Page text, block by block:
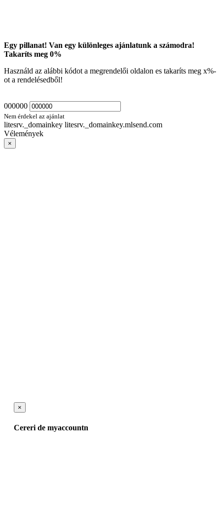
Egy pillanat! Van egy különleges ajánlatunk a számodra!
Takaríts meg 0%
Használd az alábbi kódot a megrendelői oldalon es takaríts meg x%-
ot a rendelésedből!
000000
Nem érdekel az ajánlat
litesrv._domainkey litesrv._domainkey.mlsend.com
Vélemények
×
×
Cereri de myaccountn